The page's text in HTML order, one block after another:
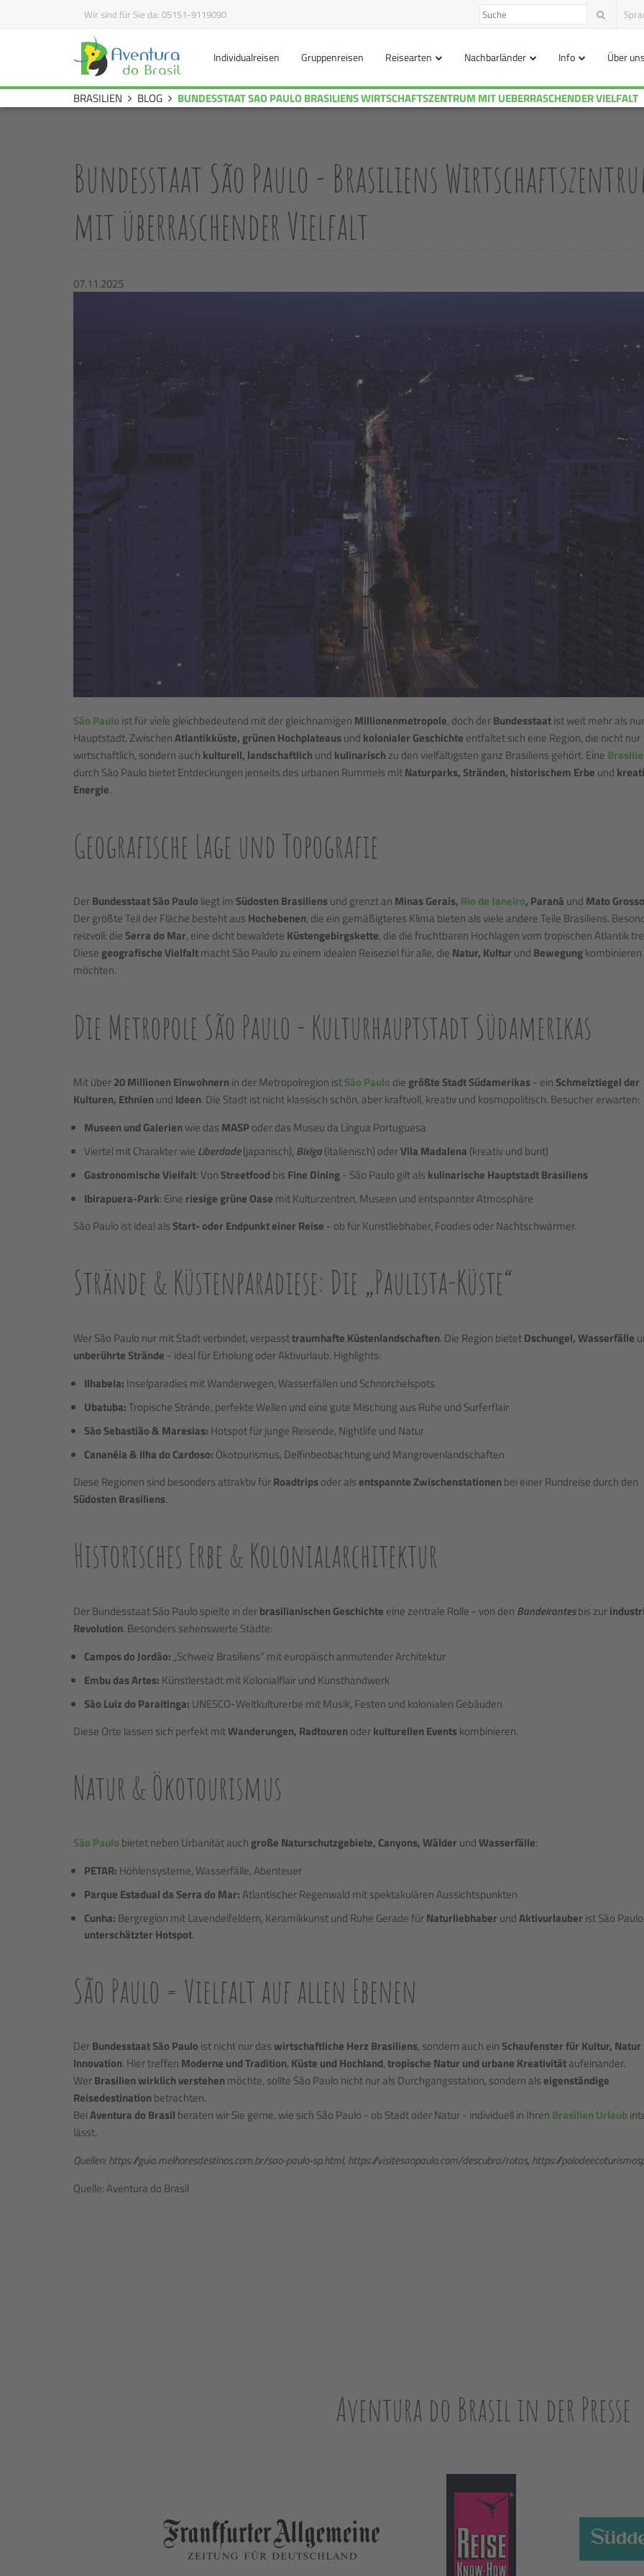
Wir sind für Sie da: 05151-9119090
Individualreisen Gruppenreisen Reisearten Nachbarländer Info Über
BRASILIEN BLOG BUNDESSTAAT SAO PAULO BRASILIENS WIRTSCHAFTSZENTRUM MIT UEBERRASCHENDER VIELFALT
Bundesstaat São Paulo - Brasiliens
mit überraschender Vielfalt
07.11.2025
São Paulo ist für viele gleichbedeutend mit der gleichnamigen Millionenmetropole, doch derBundesstaatist weit mehr als
Hauptstadt. ZwischenAtlantikküste, grünen Hochplateausund kolonialer Geschichte entfaltet sich eine Region, die nicht nur
wirtschaftlich, sondern auch kulturell, landschaftlichund kulinarischzu den vielfältigsten ganz Brasiliens gehört. Eine
durch São Paulo bietet Entdeckungen jenseits des urbanen Rummels mitNaturparks, Stränden, historischem Erbe und
Energie.
Geografische Lage und Topografie
DerBundesstaat São Paulo liegt im Südosten Brasiliensund grenzt an Minas Gerais, Rio de Janeiro, Paraná und Mato
Der größte Teil der Fläche besteht aus Hochebenen, die ein gemäßigteres Klima bieten als viele andere Teile Brasiliens.
reizvoll: die Serra do Mar, eine dicht bewaldete Küstengebirgskette, die die fruchtbaren Hochlagen vom tropischen Atlantik
Diese geografische Vielfaltmacht São Paulo zu einem idealen Reiseziel für alle, die Natur, Kultur und Bewegungkombinieren
möchten.
Die Metropole São Paulo - Kulturhauptstadt Südamerikas
Mit über20 Millionen Einwohnernin der Metropolregion istSão Paulo die größte Stadt Südamerikas- ein Schmelztiegel der
Kulturen, Ethnienund Ideen. Die Stadt ist nicht klassisch schön, aber kraftvoll, kreativ und kosmopolitisch. Besucher erwarten:
Museen und Galerienwie das MASPoder das Museu da Língua Portuguesa
Viertel mit Charakter wie Liberdade(japanisch), Bixiga(italienisch) oderVila Madalena (kreativ und bunt)
Gastronomische Vielfalt: Von Streetfood bis Fine Dining- São Paulo gilt als kulinarische Hauptstadt Brasiliens
Ibirapuera-Park: Eine riesige grüne Oase mit Kulturzentren, Museen und entspannter Atmosphäre
São Paulo ist ideal als Start- oder Endpunkt einer Reise - ob für Kunstliebhaber, Foodies oder Nachtschwärmer.
Strände & Küstenparadiese: Die „Paulista-Küste“
Wer São Paulo nur mit Stadt verbindet, verpassttraumhafte Küstenlandschaften. Die Region bietetDschungel, Wasserfälle
unberührte Strände - ideal für Erholung oder Aktivurlaub. Highlights:
Ilhabela: Inselparadies mit Wanderwegen, Wasserfällen und Schnorchelspots
Ubatuba:Tropische Strände, perfekte Wellen und eine gute Mischung aus Ruhe und Surferflair
São Sebastião & Maresias: Hotspot für junge Reisende, Nightlife und Natur
Cananéia & Ilha do Cardoso: Ökotourismus, Delfinbeobachtung und Mangrovenlandschaften
Diese Regionen sind besonders attraktiv fürRoadtripsoder alsentspannte Zwischenstationenbei einer Rundreise durch den
Südosten Brasiliens.
Historisches Erbe & Kolonialarchitektur
Der Bundesstaat São Paulo spielte in derbrasilianischen Geschichte eine zentrale Rolle - von den Bandeirantesbis zur
Revolution. Besonders sehenswerte Städte:
Campos do Jordão: „Schweiz Brasiliens“ mit europäisch anmutender Architektur
Embu das Artes: Künstlerstadt mit Kolonialflair und Kunsthandwerk
São Luiz do Paraitinga: UNESCO-Weltkulturerbe mit Musik, Festen und kolonialen Gebäuden
Diese Orte lassen sich perfekt mitWanderungen, Radtourenoderkulturellen Eventskombinieren.
Natur & Ökotourismus
São Paulo bietet neben Urbanität auch große Naturschutzgebiete, Canyons, Wälder undWasserfälle:
PETAR: Höhlensysteme, Wasserfälle, Abenteuer
Parque Estadual da Serra do Mar:Atlantischer Regenwald mit spektakulären Aussichtspunkten
Cunha: Bergregion mit Lavendelfeldern, Keramikkunst und Ruhe Gerade fürNaturliebhaber undAktivurlauber ist São
unterschätzter Hotspot.
São Paulo = Vielfalt auf allen Ebenen
DerBundesstaat São Paulo ist nicht nur daswirtschaftliche Herz Brasiliens, sondern auch ein Schaufenster für Kultur, Natur
Innovation. Hier treffen Moderne und Tradition, Küste und Hochland,tropische Natur und urbane Kreativitätaufeinander.
WerBrasilien wirklich verstehenmöchte, sollte São Paulo nicht nur als Durchgangsstation, sondern alseigenständige
Reisedestinationbetrachten.
BeiAventura do Brasil beraten wir Sie gerne, wie sich São Paulo - ob Stadt oder Natur - individuell in Ihren Brasilien Urlaub
lässt.
Quellen: https://guia.melhoresdestinos.com.br/sao-paulo-sp.html, https://visitesaopaulo.com/descubra/rotas, https://
Quelle: Aventura do Brasil
Aventura do Brasil in der Presse